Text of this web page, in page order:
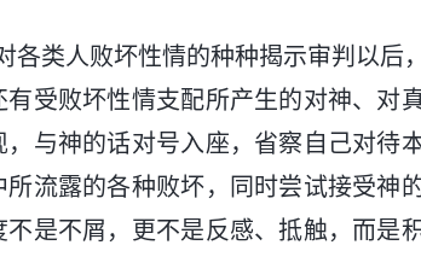
类人败坏性情的种种揭示审判以后
受败坏性情支配所产生的对神、对
与神的话对号入座，省察自己对待
流露的各种败坏，同时尝试接受神
是不屑，更不是反感、抵触，而是